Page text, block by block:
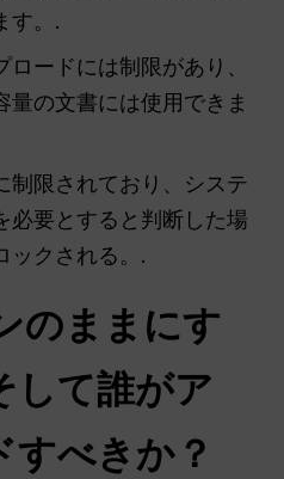
す。.
ロードには制限があり、
量の文書には使用できま
制限されており、システ
必要とすると判断した場
ックされる。.
のままにす
して誰がア
すべきか？